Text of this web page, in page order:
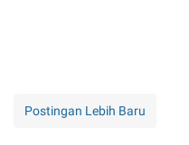
Postingan Lebih Baru